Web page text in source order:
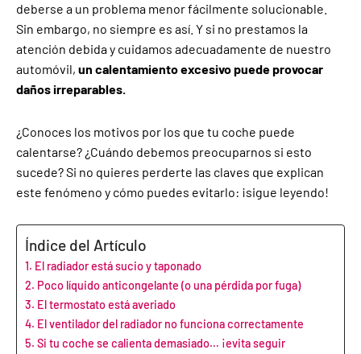
deberse a un problema menor fácilmente solucionable.
Sin embargo, no siempre es así. Y si no prestamos la
atención debida y cuidamos adecuadamente de nuestro
automóvil, un calentamiento excesivo puede provocar
daños irreparables.
¿Conoces los motivos por los que tu coche puede
calentarse? ¿Cuándo debemos preocuparnos si esto
sucede? Si no quieres perderte las claves que explican
este fenómeno y cómo puedes evitarlo: ¡sigue leyendo!
Índice del Artículo
El radiador está sucio y taponado
Poco líquido anticongelante (o una pérdida por fuga)
El termostato está averiado
El ventilador del radiador no funciona correctamente
Si tu coche se calienta demasiado… ¡evita seguir